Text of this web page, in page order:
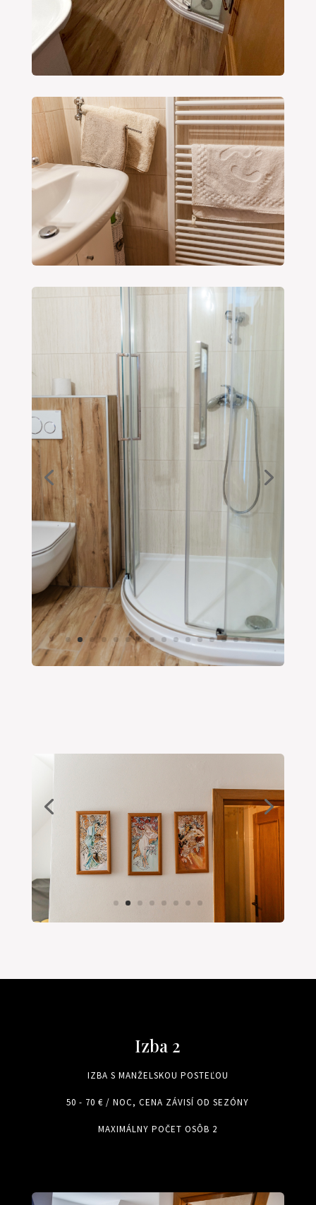
Izba 2
IZBA S MANŽELSKOU POSTEĽOU
50 - 70 € / NOC, CENA ZÁVISÍ OD SEZÓNY
MAXIMÁLNY POČET OSÔB 2